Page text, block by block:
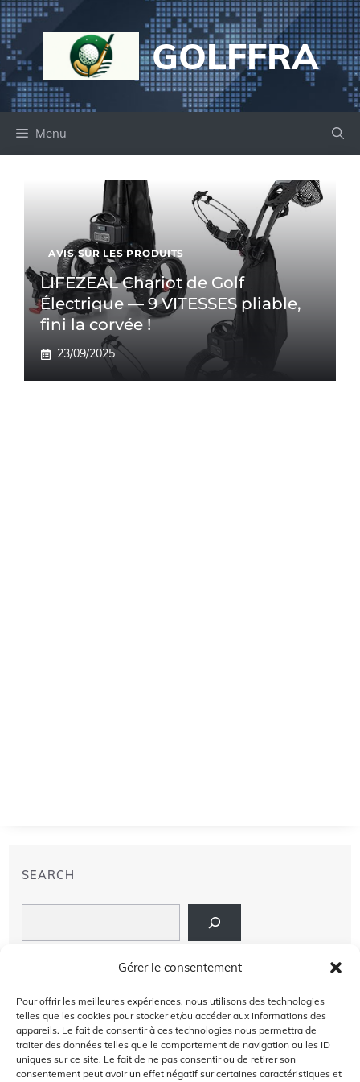
Gérer le consentement
Pour offrir les meilleures expériences, nous utilisons des technologies
telles que les cookies pour stocker et/ou accéder aux informations des
appareils. Le fait de consentir à ces technologies nous permettra de
traiter des données telles que le comportement de navigation ou les ID
uniques sur ce site. Le fait de ne pas consentir ou de retirer son
consentement peut avoir un effet négatif sur certaines caractéristiques et
Aller
au
contenu
GOLFFRA
Menu
AVIS SUR LES PRODUITS
LIFEZEAL Chariot de Golf
Électrique — 9 VITESSES pliable,
fini la corvée !
23/09/2025
SEARCH
À PROPOS DE NOUS
AVIS DE NON-RESPONSABILITÉ